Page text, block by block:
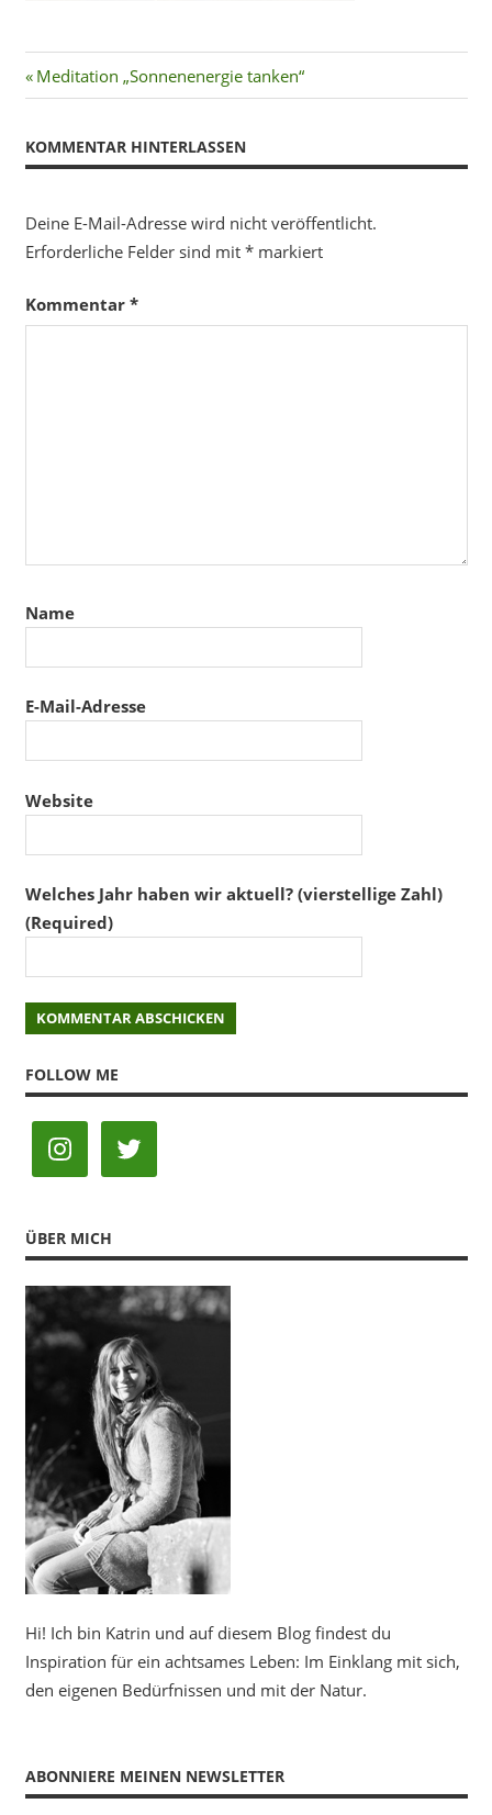
Beitragsnavigation
Vorheriger
Beitrag:
Meditation „Sonnenenergie tanken“
KOMMENTAR HINTERLASSEN
Deine E-Mail-Adresse wird nicht veröffentlicht.
Erforderliche Felder sind mit *markiert
Kommentar *
Name
E-Mail-Adresse
Website
Welches Jahr haben wir aktuell? (vierstellige Zahl)
(Required)
FOLLOW ME
ÜBER MICH
Hi! Ich bin Katrin und auf diesem Blog findest du
Inspiration für ein achtsames Leben: Im Einklang mit sich,
den eigenen Bedürfnissen und mit der Natur.
ABONNIERE MEINEN NEWSLETTER